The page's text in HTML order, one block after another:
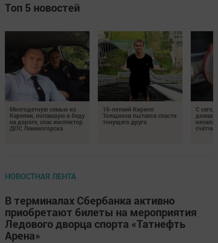
Топ 5 новостей
Многодетную семью из
Карелии, попавшую в беду
на дороге, спас инспектор
ДПС Лениногорска
16-летний Кирилл
Толщиков пытался спасти
тонущего друга
С
домах
НОВОСТНАЯ ЛЕНТА
В терминалах Сбербанка активно
приобретают билеты на мероприятия
Ледового дворца спорта «Татнефть
Арена»